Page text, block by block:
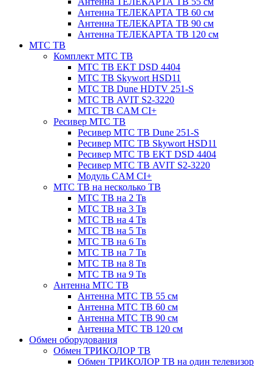
Антенна ТЕЛЕКАРТА ТВ 60 см
Антенна ТЕЛЕКАРТА ТВ 90 см
Антенна ТЕЛЕКАРТА ТВ 120 см
МТС ТВ
Комплект МТС ТВ
МТС ТВ EKT DSD 4404
МТС ТВ Skywort HSD11
МТС ТВ Dune HDTV 251-S
МТС ТВ AVIT S2-3220
МТС ТВ CAM CI+
Ресивер МТС ТВ
Ресивер МТС ТВ Dune 251-S
Ресивер МТС ТВ Skywort HSD11
Ресивер МТС ТВ EKT DSD 4404
Ресивер МТС ТВ AVIT S2-3220
Модуль CAM CI+
МТС ТВ на несколько ТВ
МТС ТВ на 2 Тв
МТС ТВ на 3 Тв
МТС ТВ на 4 Тв
МТС ТВ на 5 Тв
МТС ТВ на 6 Тв
МТС ТВ на 7 Тв
МТС ТВ на 8 Тв
МТС ТВ на 9 Тв
Антенна МТС ТВ
Антенна МТС ТВ 55 см
Антенна МТС ТВ 60 см
Антенна МТС ТВ 90 см
Антенна МТС ТВ 120 см
Обмен оборудования
Обмен ТРИКОЛОР ТВ
Обмен ТРИКОЛОР ТВ на один телевизор